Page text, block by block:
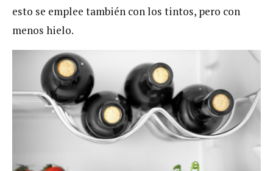
esto se emplee también con los tintos, pero con
menos hielo.